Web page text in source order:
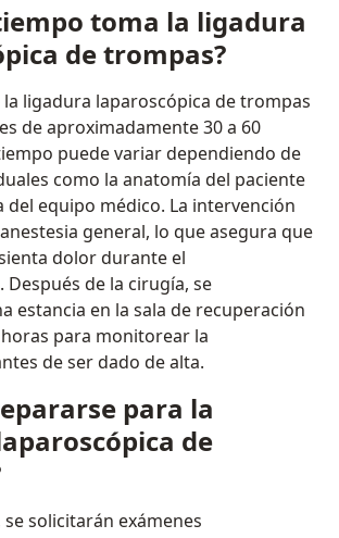
toma la ligadura
de trompas?
la ligadura laparoscópica de trompas
de aproximadamente 30 a 60
puede variar dependiendo de
como la anatomía del paciente
del equipo médico. La intervención
general, lo que asegura que
dolor durante el
de la cirugía, se
estancia en la sala de recuperación
para monitorear la
de ser dado de alta.
para la
de
solicitarán exámenes